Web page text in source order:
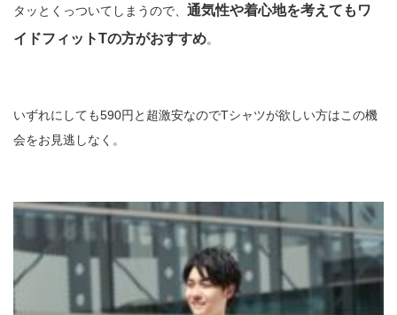
タッとくっついてしまうので、 通気性や着心地を考えてもワ
イドフィットTの方がおすすめ。
いずれにしても590円と超激安なのでTシャツが欲しい方はこの機
会をお見逃しなく。